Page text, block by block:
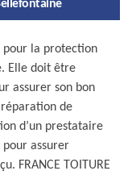
la protection
Elle doit être
assurer son bon
de
d’un prestataire
pour assurer
FRANCE TOITURE